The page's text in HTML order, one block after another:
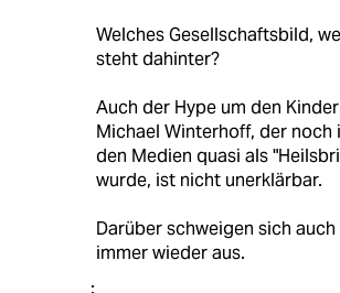
Welches Gesellschaftsbild,
steht dahinter?
Auch der Hype um den
Michael Winterhoff, der noch
den Medien quasi als
wurde, ist nicht unerklärbar.
Darüber schweigen sich
immer wieder aus.